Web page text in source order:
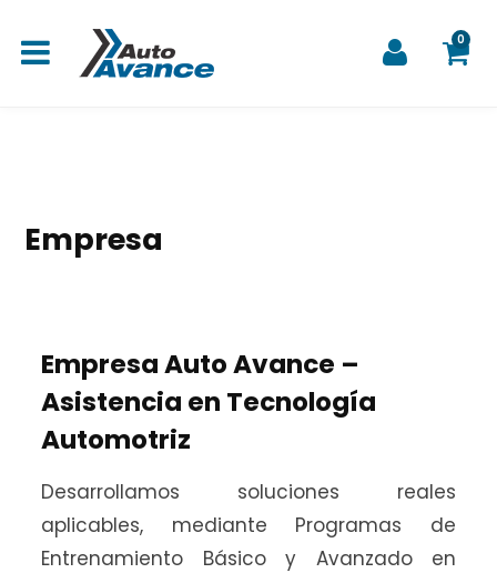
0
Empresa
Empresa Auto Avance –
Asistencia en Tecnología
Automotriz
Desarrollamos soluciones reales
aplicables, mediante Programas de
Entrenamiento Básico y Avanzado en